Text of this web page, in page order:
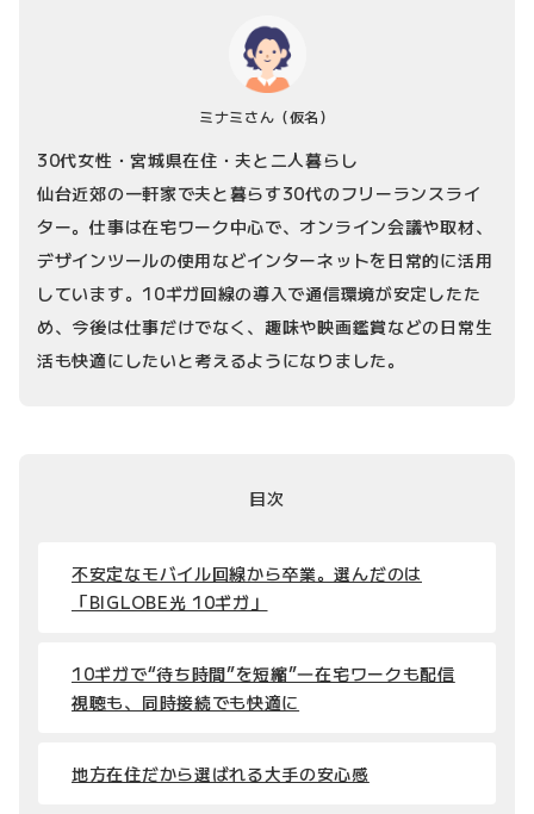
ミナミさん （仮名）
30代女性・宮城県在住・夫と二人暮らし
仙台近郊の一軒家で夫と暮らす30代のフリーランスライ
ター。仕事は在宅ワーク中心で、オンライン会議や取材、
デザインツールの使用などインターネットを日常的に活用
しています。10ギガ回線の導入で通信環境が安定したた
め、今後は仕事だけでなく、趣味や映画鑑賞などの日常生
活も快適にしたいと考えるようになりました。
目次
不安定なモバイル回線から卒業。選んだのは
「BIGLOBE光 10ギガ」
10ギガで“待ち時間”を短縮”―在宅ワークも配信
視聴も、同時接続でも快適に
地方在住だから選ばれる大手の安心感